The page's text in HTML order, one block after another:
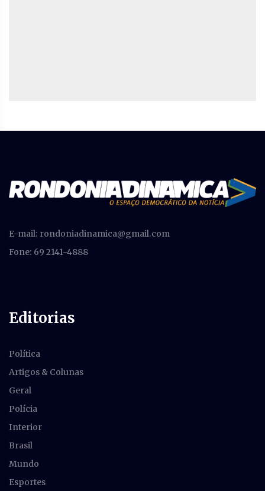
E-mail: rondoniadinamica@gmail.com
Fone: 69 2141-4888
Editorias
Política
Artigos & Colunas
Geral
Polícia
Interior
Brasil
Mundo
Esportes